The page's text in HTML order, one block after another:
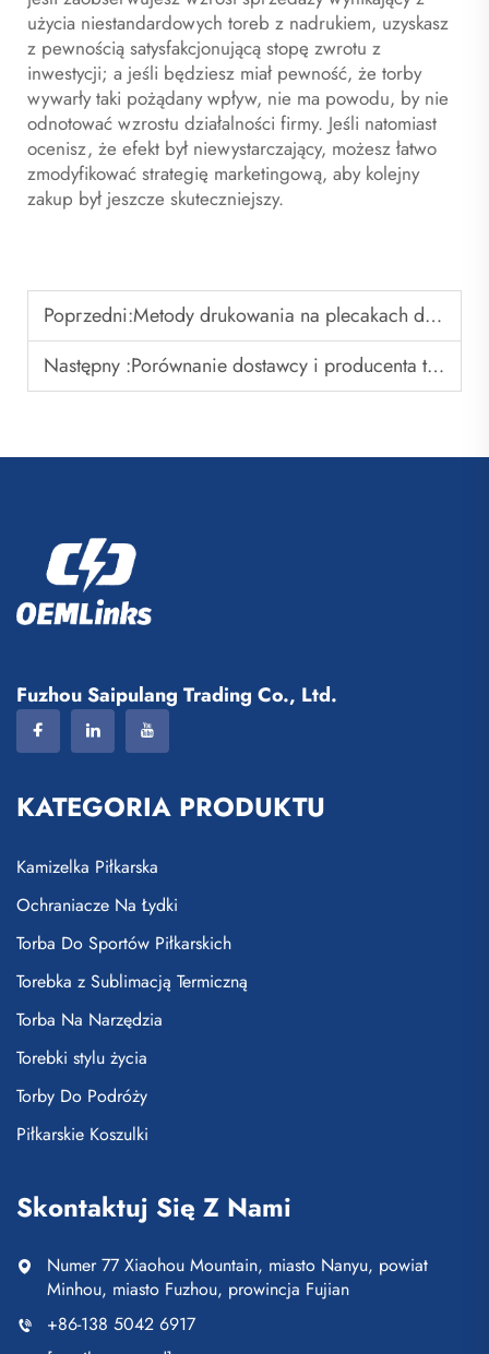
użycia niestandardowych toreb z nadrukiem, uzyskasz
z pewnością satysfakcjonującą stopę zwrotu z
inwestycji; a jeśli będziesz miał pewność, że torby
wywarły taki pożądany wpływ, nie ma powodu, by nie
odnotować wzrostu działalności firmy. Jeśli natomiast
ocenisz, że efekt był niewystarczający, możesz łatwo
zmodyfikować strategię marketingową, aby kolejny
zakup był jeszcze skuteczniejszy.
Poprzedni:Metody drukowania na plecakach do koszykówki w porównaniu
Następny :Porównanie dostawcy i producenta torb typu duffle
Fuzhou Saipulang Trading Co., Ltd.
KATEGORIA PRODUKTU
Kamizelka Piłkarska
Ochraniacze Na Łydki
Torba Do Sportów Piłkarskich
Torebka z Sublimacją Termiczną
Torba Na Narzędzia
Torebki stylu życia
Torby Do Podróży
Piłkarskie Koszulki
Skontaktuj Się Z Nami
Numer 77 Xiaohou Mountain, miasto Nanyu, powiat
Minhou, miasto Fuzhou, prowincja Fujian
+86-138 5042 6917